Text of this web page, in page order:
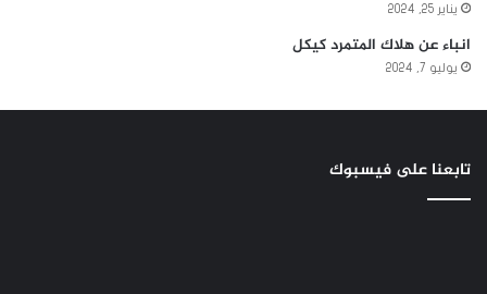
يناير 25, 2024
انباء عن هلاك المتمرد كيكل
يوليو 7, 2024
تابعنا على فيسبوك